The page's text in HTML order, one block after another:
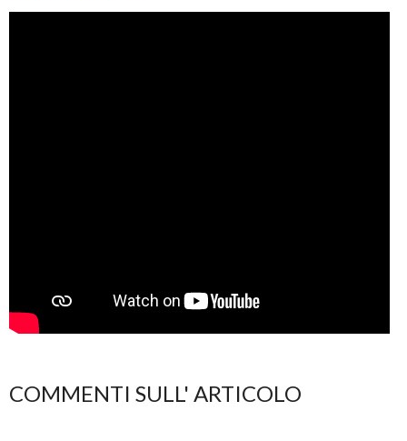
COMMENTI SULL' ARTICOLO